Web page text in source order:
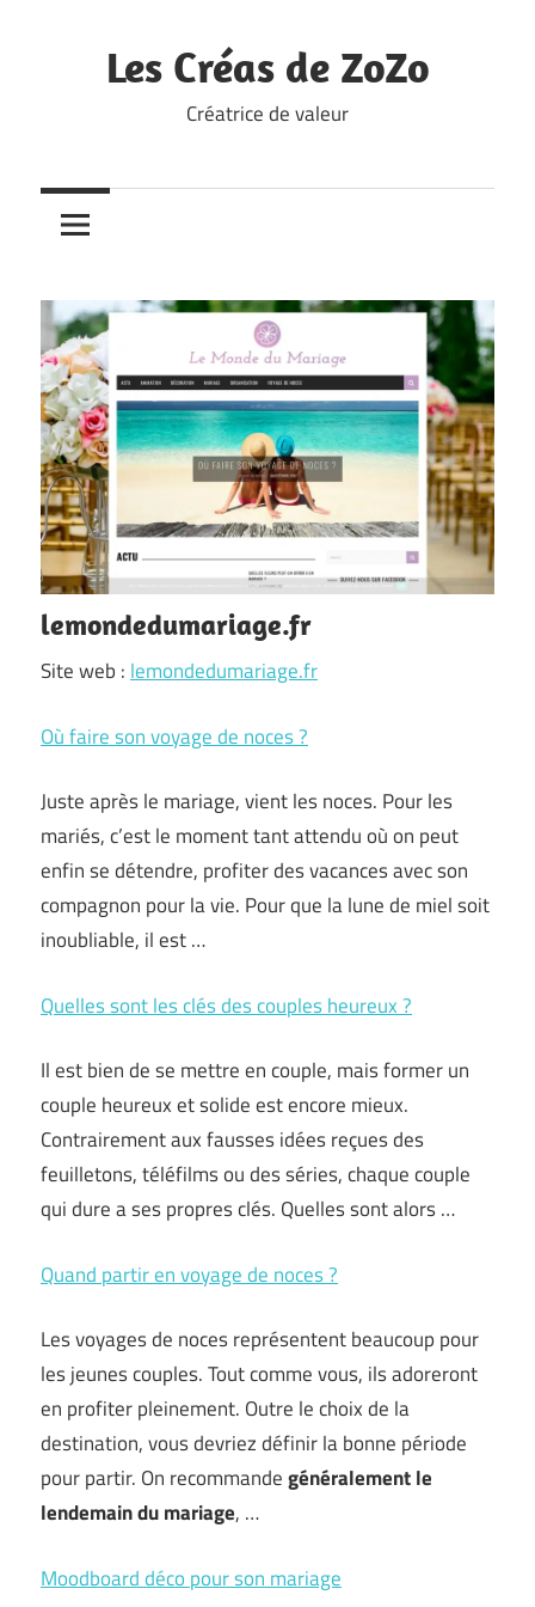
Les Créas de ZoZo
Créatrice de valeur
lemondedumariage.fr
Site web : lemondedumariage.fr
Où faire son voyage de noces ?
Juste après le mariage, vient les noces. Pour les
mariés, c’est le moment tant attendu où on peut
enfin se détendre, profiter des vacances avec son
compagnon pour la vie. Pour que la lune de miel soit
inoubliable, il est …
Quelles sont les clés des couples heureux ?
Il est bien de se mettre en couple, mais former un
couple heureux et solide est encore mieux.
Contrairement aux fausses idées reçues des
feuilletons, téléfilms ou des séries, chaque couple
qui dure a ses propres clés. Quelles sont alors …
Quand partir en voyage de noces ?
Les voyages de noces représentent beaucoup pour
les jeunes couples. Tout comme vous, ils adoreront
en profiter pleinement. Outre le choix de la
destination, vous devriez définir la bonne période
pour partir. On recommandegénéralement le
lendemain du mariage, …
Moodboard déco pour son mariage